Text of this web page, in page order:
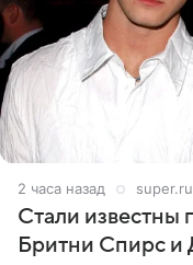
2 часа назад super.ru
Стали известны
Бритни Спирс и